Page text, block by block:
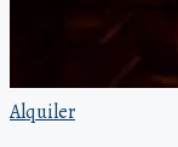
Alquiler